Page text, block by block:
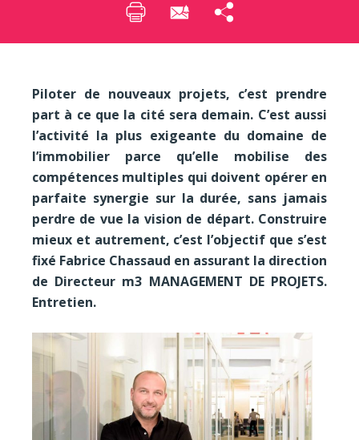
Piloter de nouveaux projets, c’est prendre
part à ce que la cité sera demain. C’est aussi
l’activité la plus exigeante du domaine de
l’immobilier parce qu’elle mobilise des
compétences multiples qui doivent opérer en
parfaite synergie sur la durée, sans jamais
perdre de vue la vision de départ. Construire
mieux et autrement, c’est l’objectif que s’est
fixé Fabrice Chassaud en assurant la direction
de Directeur m3 MANAGEMENT DE PROJETS.
Entretien.